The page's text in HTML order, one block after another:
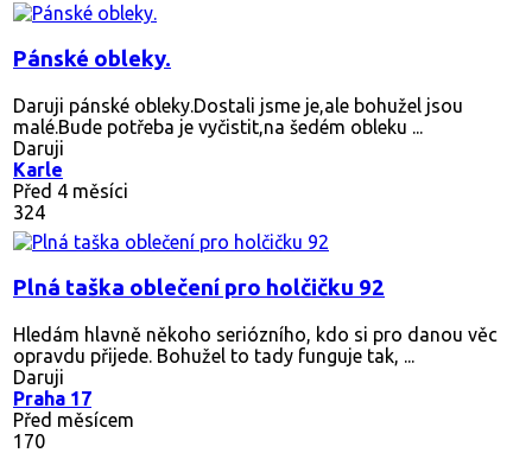
Pánské obleky.
Daruji pánské obleky.Dostali jsme je,ale bohužel jsou
malé.Bude potřeba je vyčistit,na šedém obleku ...
Daruji
Karle
Před 4 měsíci
324
Plná taška oblečení pro holčičku 92
Hledám hlavně někoho seriózního, kdo si pro danou věc
opravdu přijede. Bohužel to tady funguje tak, ...
Daruji
Praha 17
Před měsícem
170